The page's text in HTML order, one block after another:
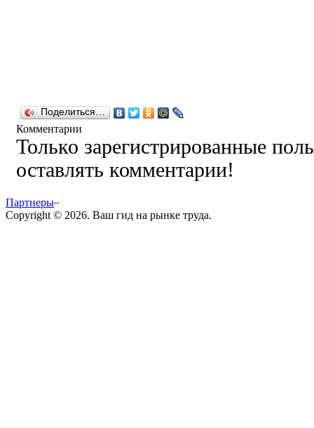
Поделиться…
Комментарии
Только зарегистрированные
оставлять комментарии!
Партнеры
Copyright © 2026. Ваш гид на рынке труда.